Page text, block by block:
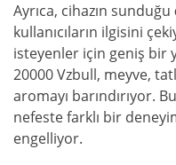
Ayrıca, cihazın sunduğu
kullanıcıların ilgisini
isteyenler için geniş bir
20000 Vzbull, meyve,
aromayı barındırıyor.
nefeste farklı bir
engelliyor.